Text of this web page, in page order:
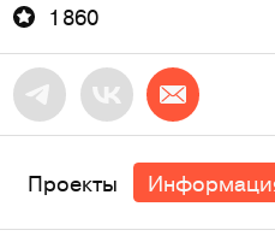
1 860
Проекты